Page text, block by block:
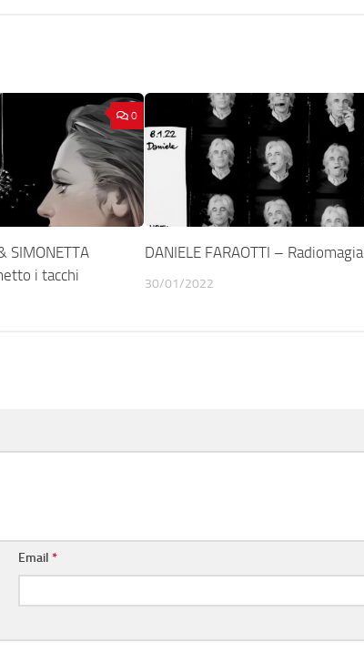
0
SIMONETTA
i tacchi
DANIELE FARAOTTI – Radiomagia
30/01/2022
Email*